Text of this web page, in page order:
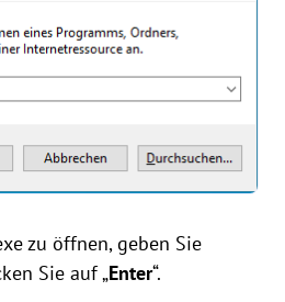
zu öffnen, geben Sie
Sie auf „Enter“.